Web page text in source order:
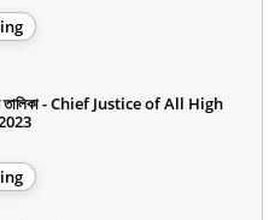
তালিকা - Chief Justice of All High